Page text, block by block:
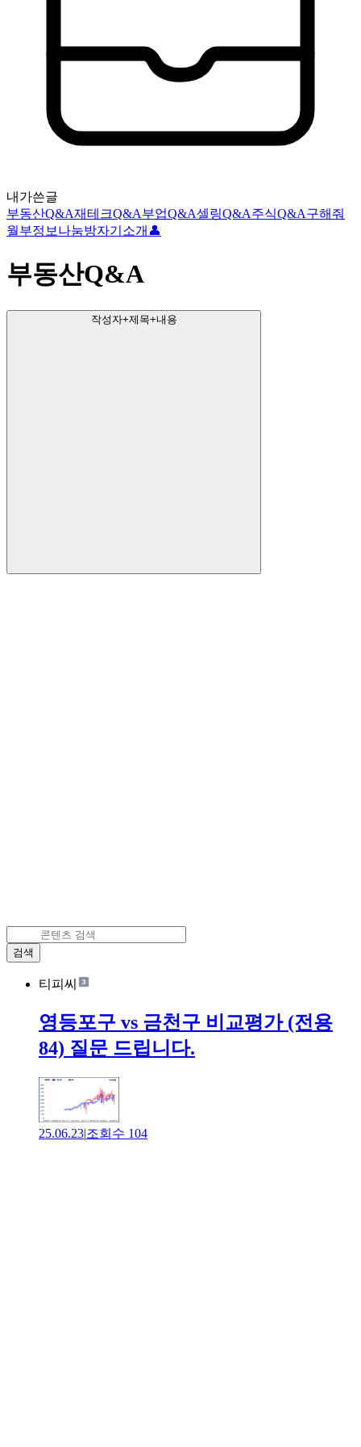
내가쓴글
부동산Q&A재테크Q&A부업Q&A셀링Q&A주식Q&A구해줘
월부정보나눔방자기소개👤
부동산Q&A
작성자+제목+내용
검색
티피씨
영등포구 vs 금천구 비교평가 (전용
84) 질문 드립니다.
25.06.23|조회수 104